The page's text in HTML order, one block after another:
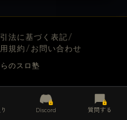
Discord 質問する
法に基づく表記/
規約/お問い合わせ
のスロ塾